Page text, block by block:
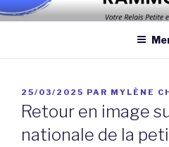
Aller
au
principal
Association qui a pour objectif
assistantes maternelles et/ou au
PUBLIÉ
LE
25/03/2025 PAR MYLÈNE
Retour en image
nationale de la